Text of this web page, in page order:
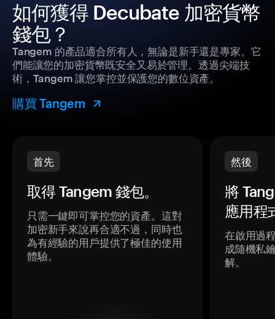
如何獲得 Decubate 加密貨幣
錢包？
Tangem 的產品適合所有人，無論是新手還是專家。它
們能讓您的加密貨幣既安全又易於管理。透過尖端技
術，Tangem 讓您掌控並保護您的數位資產。
購買 Tangem
首先
取得 Tangem 錢包。
只需一鍵即可掌控您的資產。這對
加密新手來說再合適不過，同時也
為有經驗的用戶提供了極佳的使用
體驗。
然後
將
應用程
在啟用過
成隨機私
解。